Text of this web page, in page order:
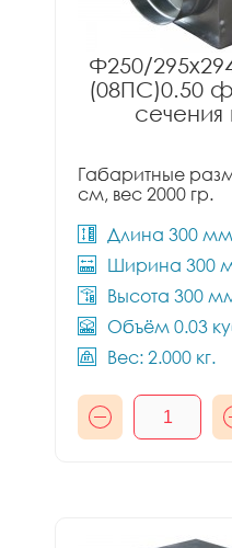
Ф250/
(08ПС)0.50
сечения
Габаритные
см, вес 2000 гр.
Длина 300
Ширина 300
Высота 300
Объём 0.03
Вес: 2.000 кг.